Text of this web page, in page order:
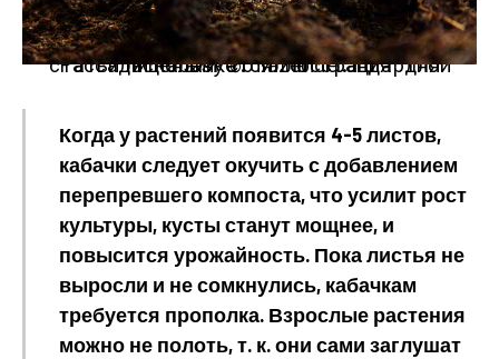
Рассада кабачка.
Иллюстрация для статьи используется по стандартной лицензии ©ofazende.ru
Когда у растений появится 4-5 листов,
кабачки следует окучить с добавлением
перепревшего компоста, что усилит рост
культуры, кусты станут мощнее, и
повысится урожайность. Пока листья не
выросли и не сомкнулись, кабачкам
требуется прополка. Взрослые растения
можно не полоть, т. к. они сами заглушат